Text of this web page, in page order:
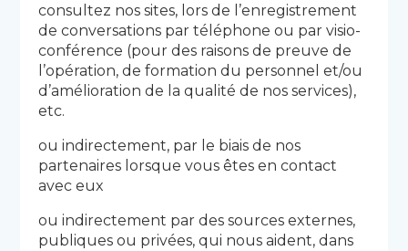
consultez nos sites, lors de l’enregistrement
de conversations par téléphone ou par visio-
conférence (pour des raisons de preuve de
l’opération, de formation du personnel et/ou
d’amélioration de la qualité de nos services),
etc.
ou indirectement, par le biais de nos
partenaires lorsque vous êtes en contact
avec eux
ou indirectement par des sources externes,
publiques ou privées, qui nous aident, dans